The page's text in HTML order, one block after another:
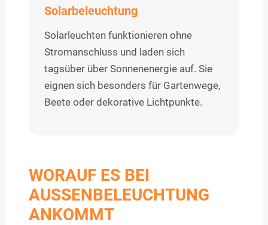
Solarbeleuchtung
Solarleuchten funktionieren ohne
Stromanschluss und laden sich
tagsüber über Sonnenenergie auf. Sie
eignen sich besonders für Gartenwege,
Beete oder dekorative Lichtpunkte.
WORAUF ES BEI
AUSSENBELEUCHTUNG A
NKOMMT